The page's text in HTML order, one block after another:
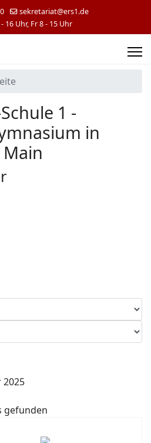
sekretariat@ers1.de
16 Uhr, Fr 8 - 15 Uhr
1 -
in
2025
gefunden